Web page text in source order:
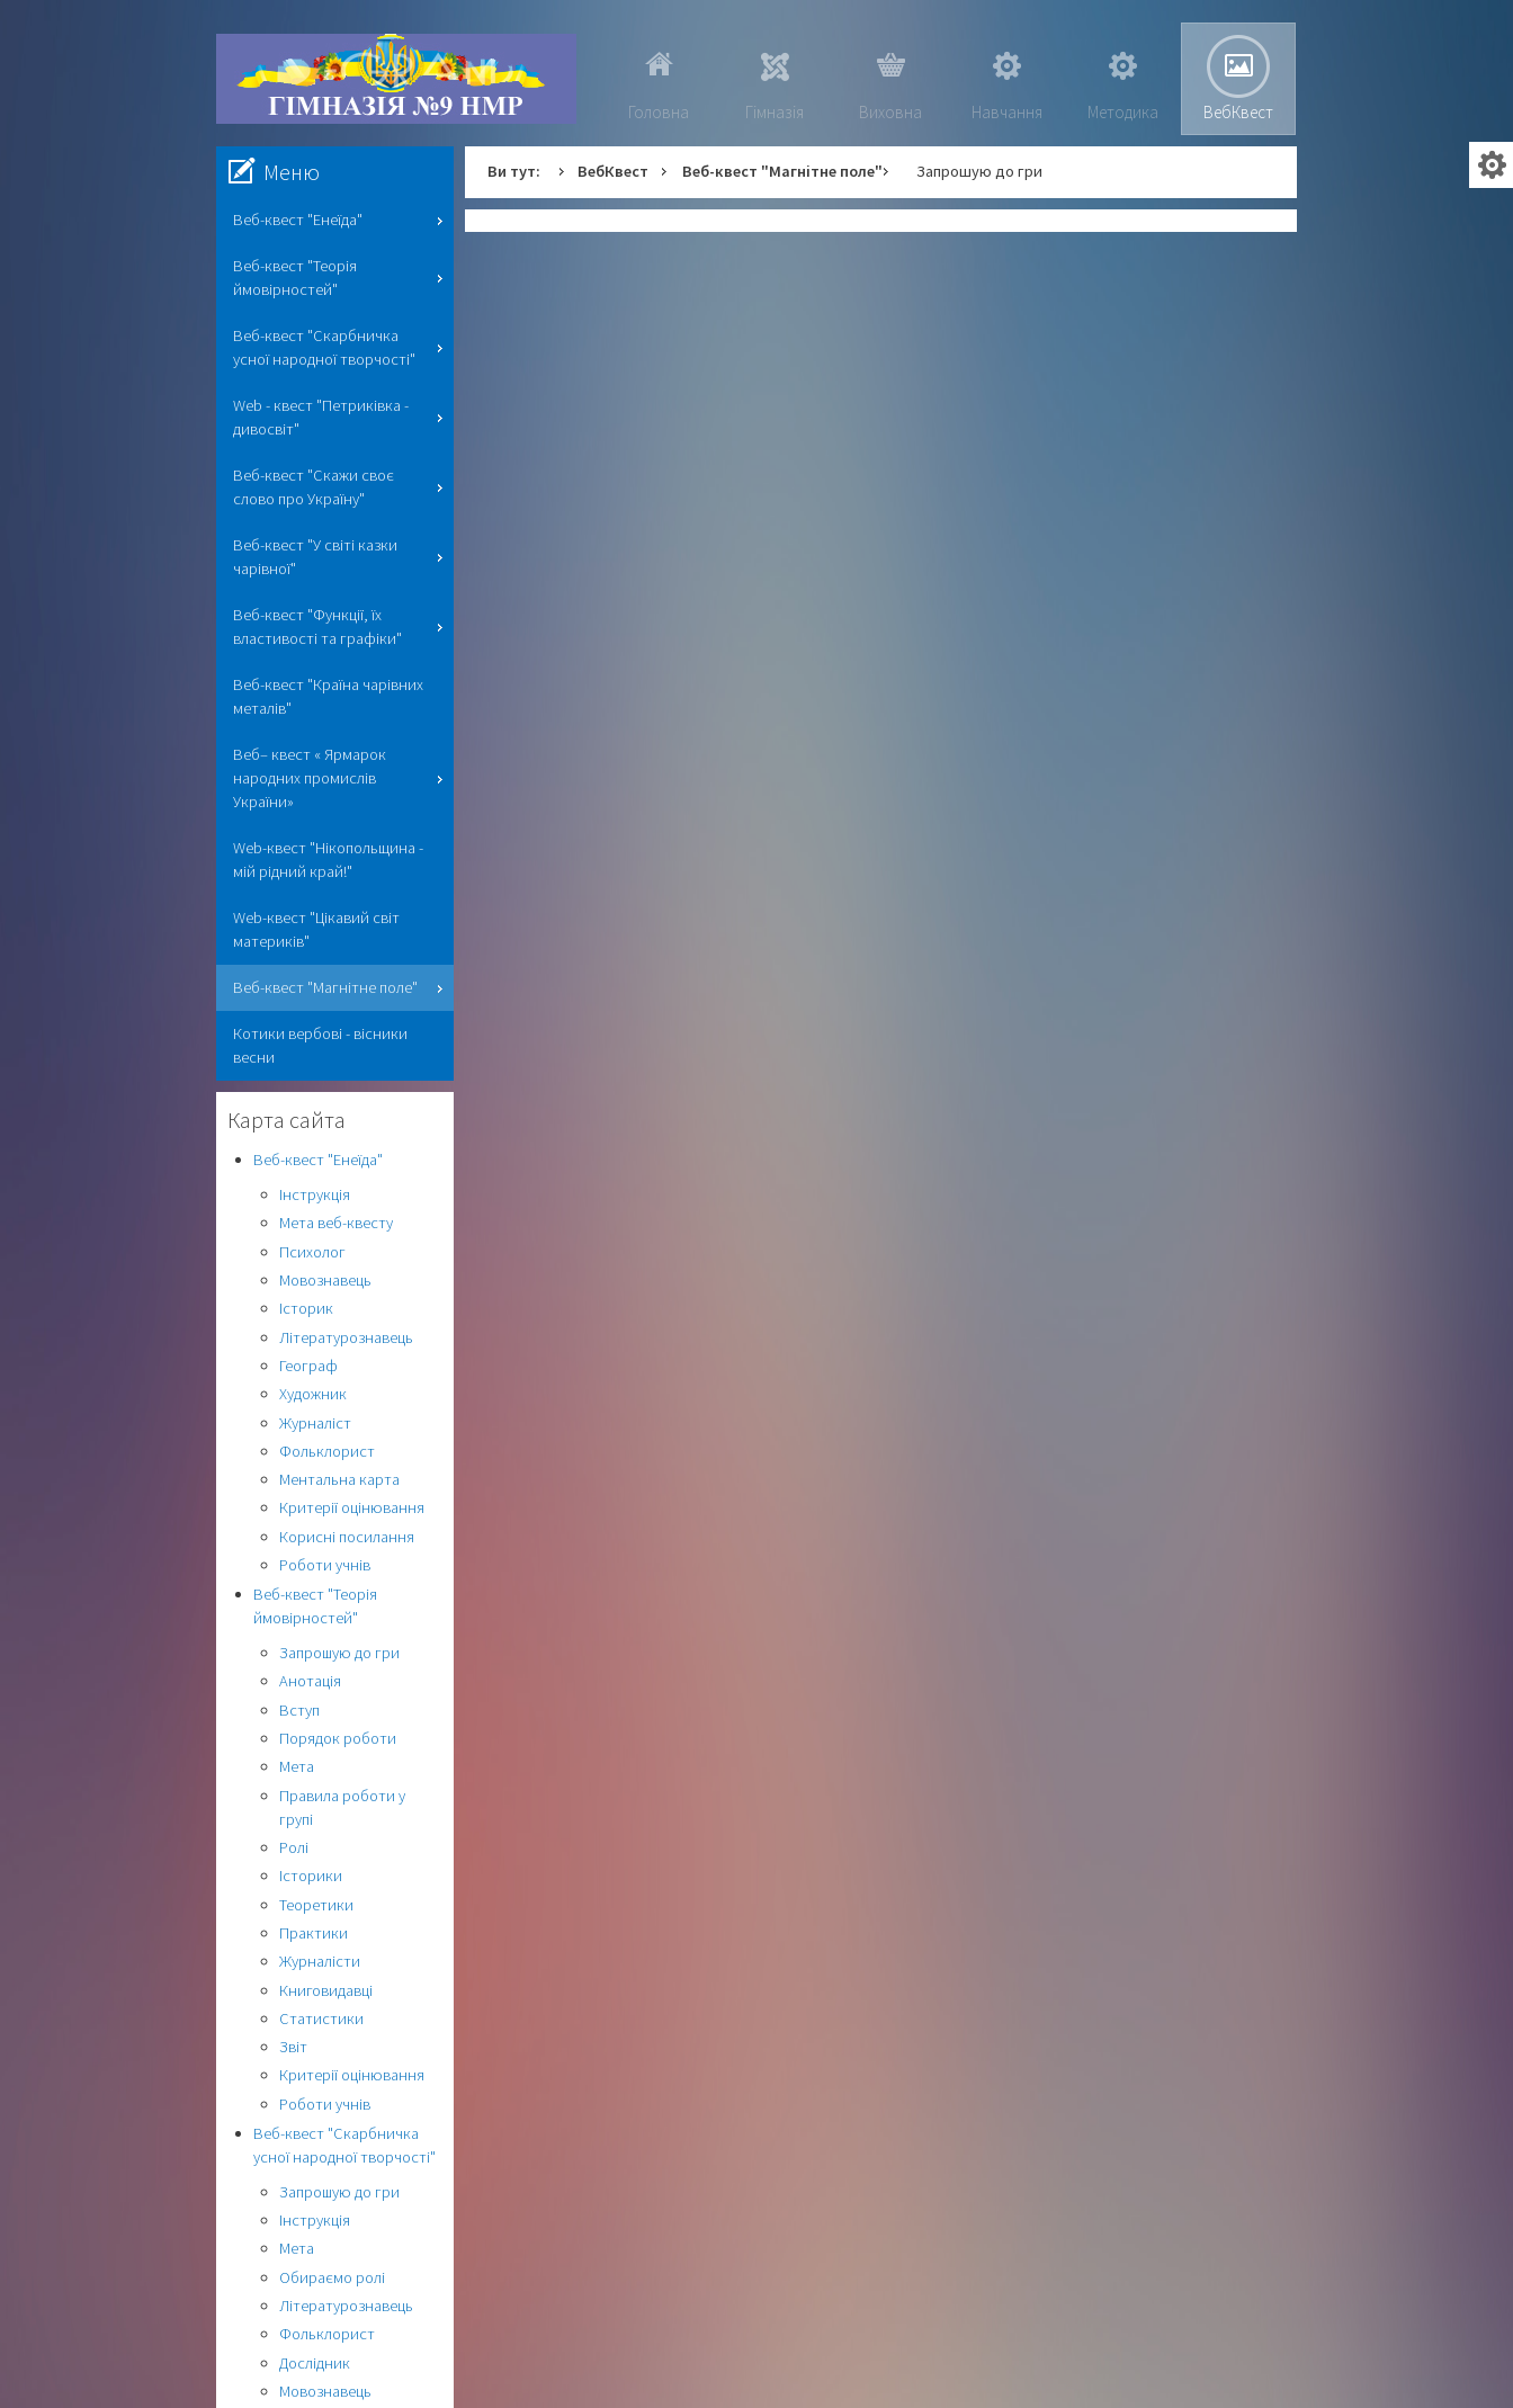
Головна Гімназія Виховна Навчання Методика ВебКвест
Ви тут: ВебКвест Веб-квест "Магнітне поле" Запрошую до гри
Меню
Веб-квест "Енеїда"
Веб-квест "Теорія
ймовірностей"
Веб-квест "Скарбничка
усної народної творчості"
Web - квест "Петриківка -
дивосвіт"
Веб-квест "Скажи своє
слово про Україну"
Веб-квест "У світі казки
чарівної"
Веб-квест "Функції, їх
властивості та графіки"
Веб-квест "Країна чарівних
металів"
Веб– квест « Ярмарок
народних промислів
України»
Web-квест "Нікопольщина -
мій рідний край!"
Web-квест "Цікавий світ
материків"
Веб-квест "Магнітне поле"
Котики вербові - вісники
весни
Карта сайта
Веб-квест "Енеїда"
Інструкція
Мета веб-квесту
Психолог
Мовознавець
Історик
Літературознавець
Географ
Художник
Журналіст
Фольклорист
Ментальна карта
Критерії оцінювання
Корисні посилання
Роботи учнів
Веб-квест "Теорія
ймовірностей"
Запрошую до гри
Анотація
Вступ
Порядок роботи
Мета
Правила роботи у
групі
Ролі
Історики
Теоретики
Практики
Журналісти
Книговидавці
Статистики
Звіт
Критерії оцінювання
Роботи учнів
Веб-квест "Скарбничка
усної народної творчості"
Запрошую до гри
Інструкція
Мета
Обираємо ролі
Літературознавець
Фольклорист
Дослідник
Мовознавець